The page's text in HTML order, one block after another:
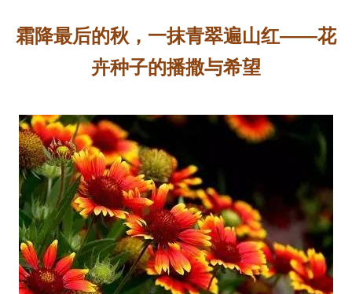
霜降最后的秋，一抹青翠遍山红——花
卉种子的播撒与希望